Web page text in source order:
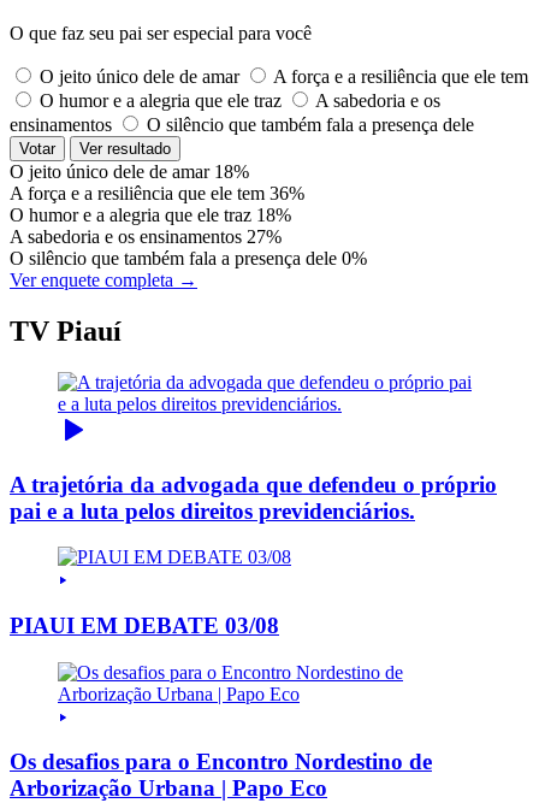
O que faz seu pai ser especial para você
O jeito único dele de amar
A força e a resiliência que ele tem
O humor e a alegria que ele traz
A sabedoria e os
ensinamentos
O silêncio que também fala a presença dele
Votar Ver resultado
O jeito único dele de amar 18%
A força e a resiliência que ele tem 36%
O humor e a alegria que ele traz 18%
A sabedoria e os ensinamentos 27%
O silêncio que também fala a presença dele 0%
Ver enquete completa →
TV Piauí
A trajetória da advogada que defendeu o próprio
pai e a luta pelos direitos previdenciários.
PIAUI EM DEBATE 03/08
Os desafios para o Encontro Nordestino de
Arborização Urbana | Papo Eco